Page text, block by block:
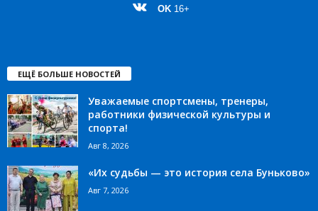
OK 16+
ЕЩЁ БОЛЬШЕ НОВОСТЕЙ
Уважаемые спортсмены, тренеры,
работники физической культуры и
спорта!
Авг 8, 2026
«Их судьбы — это история села Буньково»
Авг 7, 2026